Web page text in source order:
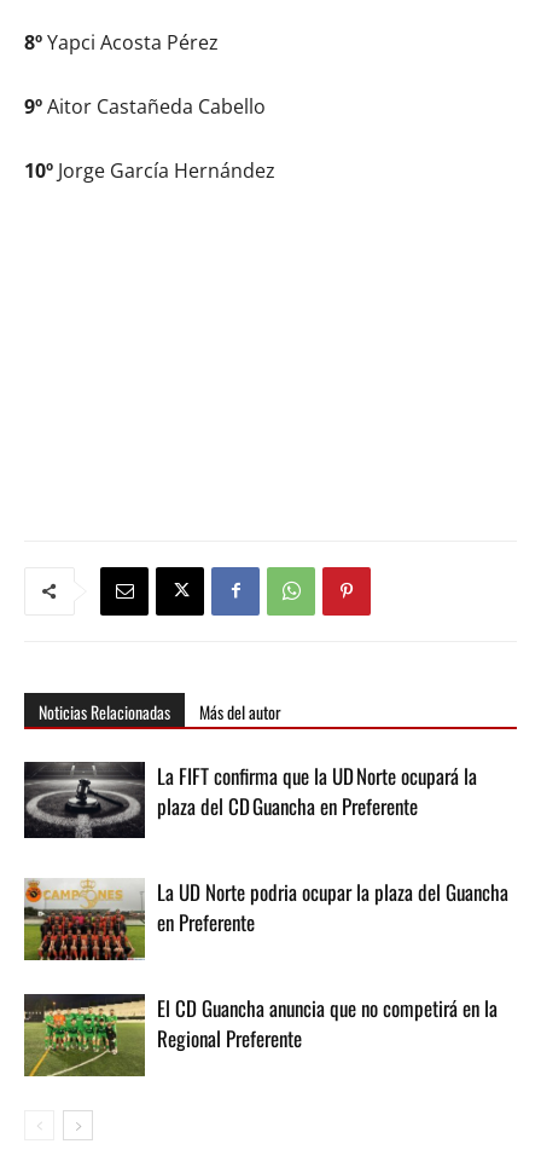
8ºYapci Acosta Pérez
9ºAitor Castañeda Cabello
10º Jorge García Hernández
Noticias Relacionadas Más del autor
La FIFT confirma que la UD Norte ocupará la
plaza del CD Guancha en Preferente
La UD Norte podria ocupar la plaza del Guancha
en Preferente
El CD Guancha anuncia que no competirá en la
Regional Preferente